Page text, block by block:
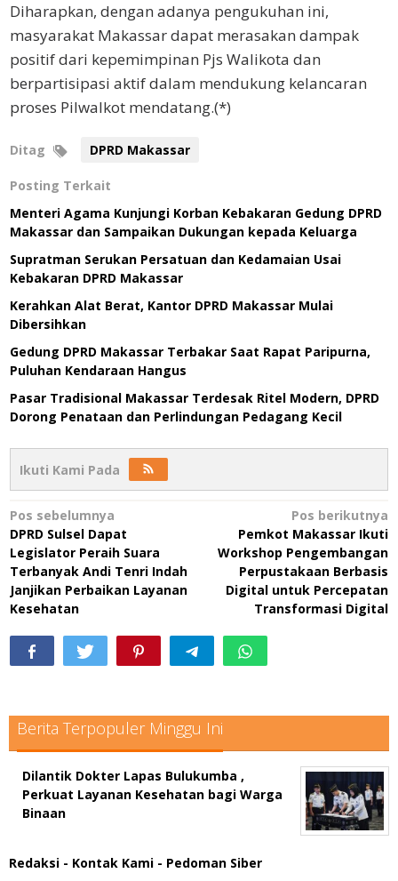
Diharapkan, dengan adanya pengukuhan ini,
masyarakat Makassar dapat merasakan dampak
positif dari kepemimpinan Pjs Walikota dan
berpartisipasi aktif dalam mendukung kelancaran
proses Pilwalkot mendatang.(*)
Ditag DPRD Makassar
Posting Terkait
Menteri Agama Kunjungi Korban Kebakaran Gedung DPRD
Makassar dan Sampaikan Dukungan kepada Keluarga
Supratman Serukan Persatuan dan Kedamaian Usai
Kebakaran DPRD Makassar
Kerahkan Alat Berat, Kantor DPRD Makassar Mulai
Dibersihkan
Gedung DPRD Makassar Terbakar Saat Rapat Paripurna,
Puluhan Kendaraan Hangus
Pasar Tradisional Makassar Terdesak Ritel Modern, DPRD
Dorong Penataan dan Perlindungan Pedagang Kecil
Ikuti Kami Pada
Navigasi
pos
Pos sebelumnya
DPRD Sulsel Dapat
Legislator Peraih Suara
Terbanyak Andi Tenri Indah
Janjikan Perbaikan Layanan
Kesehatan
Pos berikutnya
Pemkot Makassar Ikuti
Workshop Pengembangan
Perpustakaan Berbasis
Digital untuk Percepatan
Transformasi Digital
Berita Terpopuler Minggu Ini
Dilantik Dokter Lapas Bulukumba ,
Perkuat Layanan Kesehatan bagi Warga
Binaan
Redaksi - Kontak Kami - Pedoman Siber